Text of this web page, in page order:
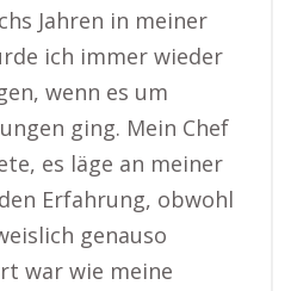
Jahren in meiner
ich immer wieder
wenn es um
ging. Mein Chef
es läge an meiner
Erfahrung, obwohl
genauso
war wie meine